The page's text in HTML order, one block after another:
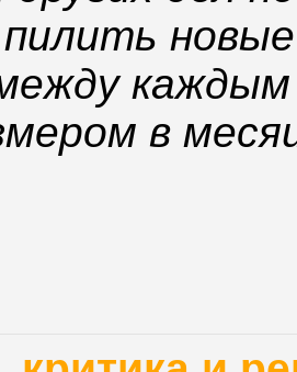
пилить новые
каждым
в